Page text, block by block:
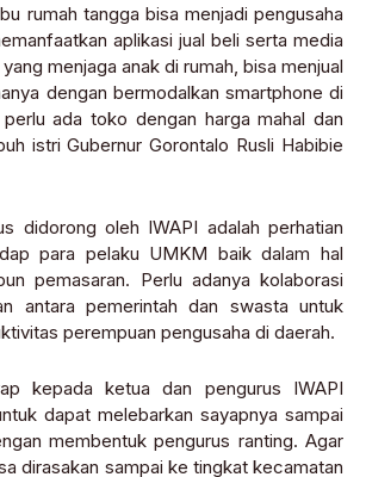
rumah tangga bisa menjadi pengusaha
aplikasi jual beli serta media
menjaga anak di rumah, bisa menjual
dengan bermodalkan smartphone di
ada toko dengan harga mahal dan
istri Gubernur Gorontalo Rusli Habibie
didorong oleh IWAPI adalah perhatian
para pelaku UMKM baik dalam hal
pemasaran. Perlu adanya kolaborasi
antara pemerintah dan swasta untuk
perempuan pengusaha di daerah.
kepada ketua dan pengurus IWAPI
dapat melebarkan sayapnya sampai
membentuk pengurus ranting. Agar
dirasakan sampai ke tingkat kecamatan